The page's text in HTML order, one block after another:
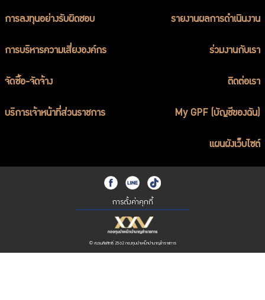
การลงทุนอย่างรับผิดชอบ รายงานผลการดำเนินงาน
การบริหารความเสี่ยงองค์กร ร่วมงานกับเรา
จัดซื้อ-จัดจ้าง ติดต่อเรา
บริการเจ้าหน้าที่ส่วนราชการ My GPF (บัญชีของฉัน)
แผนผังเว็บไซต์
การตั้งค่าคุกกี้
© สงวนลิขสิทธิ์ 2562 กองทุนบำเหน็จบำนาญข้าราชการ